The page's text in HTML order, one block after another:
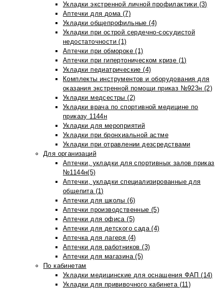
Укладки экстренной личной профилактики (3)
Аптечки для дома (7)
Укладки общепрофильные (4)
Укладки при острой сердечно-сосудистой
недостаточности (1)
Аптечки при обмороке (1)
Аптечки при гипертоническом кризе (1)
Укладки педиатрические (4)
Комплекты инструментов и оборудования для
оказания экстренной помощи приказ №923н (2)
Укладки медсестры (2)
Укладки врача по спортивной медицине по
приказу 1144н
Укладки для мероприятий
Укладки при бронхиальной астме
Укладки при отравлении дезсредствами
Для организаций
Аптечки, укладки для спортивных залов приказ
№1144н(5)
Аптечки, укладки специализированные для
общепита (1)
Аптечки для школы (6)
Аптечки производственные (5)
Аптечки для офиса (5)
Аптечки для детского сада (4)
Аптечка для лагеря (4)
Аптечки для работников (3)
Аптечки для магазина (5)
По кабинетам
Укладки медицинские для оснащения ФАП (14)
Укладки для прививочного кабинета (11)